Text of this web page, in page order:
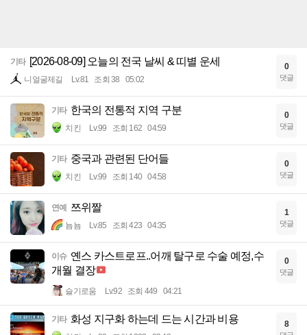
기타 [2026-08-09] 오늘의 전국 날씨 & 띠별 운세
니얼굴제길 Lv.81 조회 38 05:02
0
댓글
기타 한국의 전통적 지역 구분
치킨 Lv.99 조회 162 04:59
0
댓글
기타 중국과 관련된 단어들
치킨 Lv.99 조회 140 04:58
0
댓글
연예 쯔위짤
뇸뇸 Lv.85 조회 423 04:35
1
댓글
이슈 옌스 카스트로프..어깨 탈구로 수술 예정,수
개월 결장
슬기로움 Lv.92 조회 449 04:21
0
댓글
기타 화성 지구화 하는데 드는 시간과 비용 8